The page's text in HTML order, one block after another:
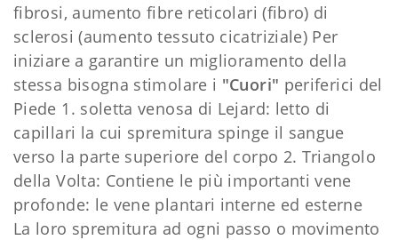
fibrosi, aumento fibre reticolari (fibro) di
sclerosi (aumento tessuto cicatriziale) Per
iniziare a garantire un miglioramento della
stessa bisogna stimolare i "Cuori" periferici del
Piede 1. soletta venosa di Lejard: letto di
capillari la cui spremitura spinge il sangue
verso la parte superiore del corpo 2. Triangolo
della Volta: Contiene le più importanti vene
profonde: le vene plantari interne ed esterne
La loro spremitura ad ogni passo o movimento